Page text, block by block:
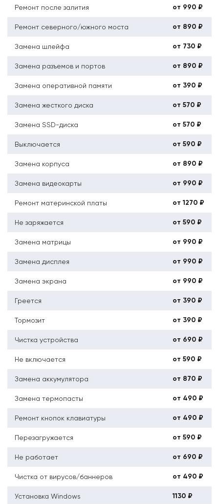
Ремонт после залития от 990 ₽
Ремонт северного/южного моста от 890 ₽
Замена шлейфа от 730 ₽
Замена разъемов и портов от 890 ₽
Замена оперативной памяти от 390 ₽
Замена жесткого диска от 570 ₽
Замена SSD-диска от 570 ₽
Выключается от 590 ₽
Замена корпуса от 890 ₽
Замена видеокарты от 990 ₽
Ремонт материнской платы от 1270 ₽
Не заряжается от 590 ₽
Замена матрицы от 990 ₽
Замена дисплея от 990 ₽
Замена экрана от 990 ₽
Греется от 390 ₽
Тормозит от 390 ₽
Чистка устройства от 690 ₽
Не включается от 590 ₽
Замена аккумулятора от 870 ₽
Замена термопасты от 490 ₽
Ремонт кнопок клавиатуры от 490 ₽
Перезагружается от 590 ₽
Не работает от 690 ₽
Чистка от вирусов/баннеров от 490 ₽
Установка Windows 1130 ₽